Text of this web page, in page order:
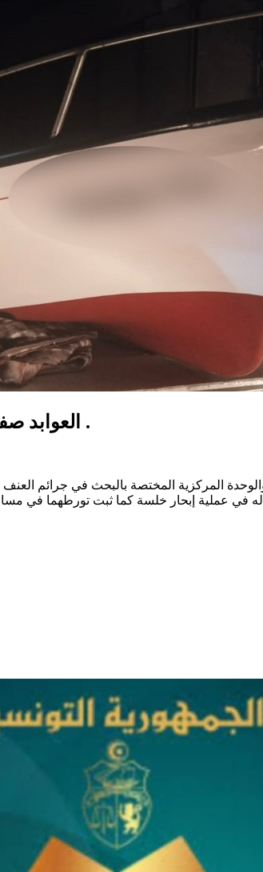
العوابد صفاقس : الإحتفاظ بمنظمي عمليات إبحار خلسة .
المركزية المختصة بالبحث في جرائم العنف
عملية إبحار خلسة كما ثبت تورطهما في